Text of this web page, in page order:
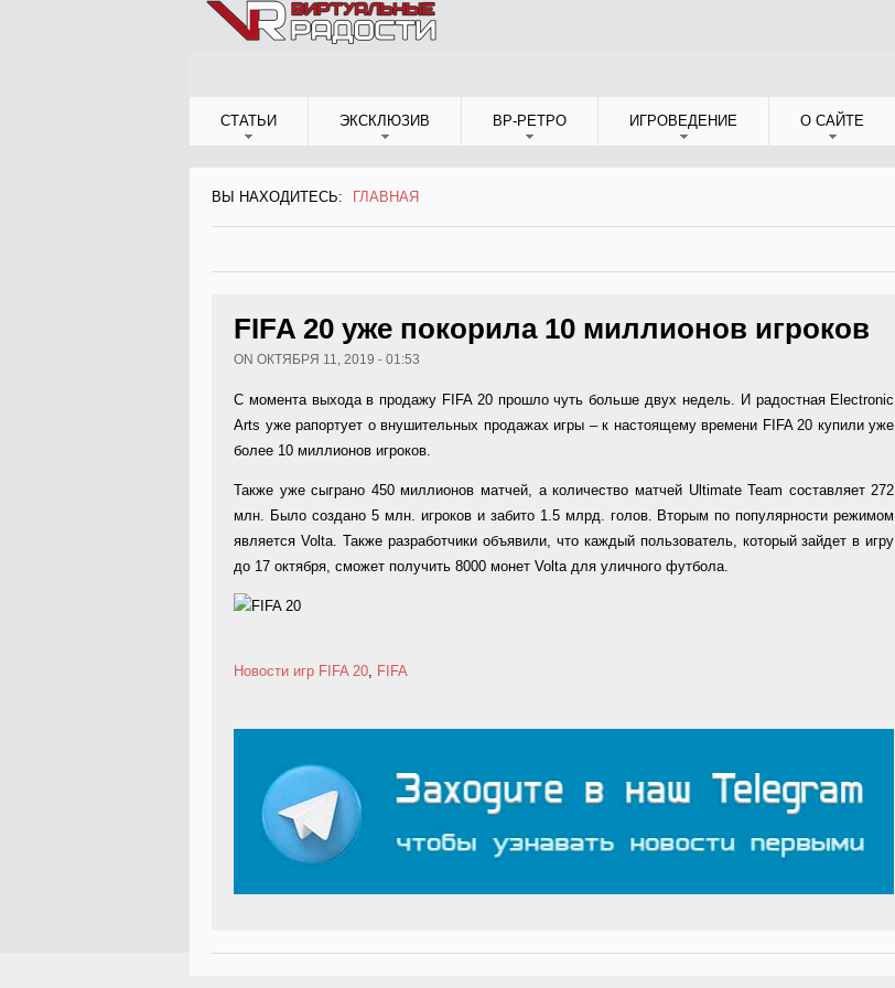
СТАТЬИ ЭКСКЛЮЗИВ ВР-РЕТРО ИГРОВЕДЕНИЕ О САЙТЕ
ВЫ НАХОДИТЕСЬ:
ВЫ НАХОДИТЕСЬ
ГЛАВНАЯ
FIFA 20 уже покорила 10 миллионов игроков
ON ОКТЯБРЯ 11, 2019 - 01:53
С момента выхода в продажу FIFA 20 прошло чуть больше двух недель. И радостная Electronic
Arts уже рапортует о внушительных продажах игры – к настоящему времени FIFA 20 купили уже
более 10 миллионов игроков.
Также уже сыграно 450 миллионов матчей, а количество матчей Ultimate Team составляет 272
млн. Было создано 5 млн. игроков и забито 1.5 млрд. голов. Вторым по популярности режимом
является Volta. Также разработчики объявили, что каждый пользователь, который зайдет в игру
до 17 октября, сможет получить 8000 монет Volta для уличного футбола.
Новости игр FIFA 20, FIFA